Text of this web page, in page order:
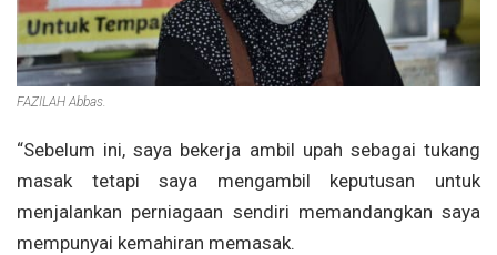
FAZILAH Abbas.
“Sebelum ini, saya bekerja ambil upah sebagai tukang
masak tetapi saya mengambil keputusan untuk
menjalankan perniagaan sendiri memandangkan saya
mempunyai kemahiran memasak.